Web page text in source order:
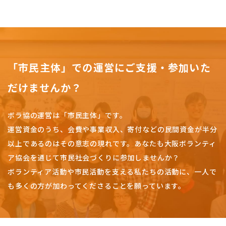
「市民主体」での運営にご支援・参加いた
だけませんか？
ボラ協の運営は「市民主体」です。
運営資金のうち、会費や事業収入、寄付などの民間資金が半分
以上であるのはその意志の現れです。 あなたも大阪ボランティ
ア協会を通じて市民社会づくりに参加しませんか？
ボランティア活動や市民活動を支える私たちの活動に、一人で
も多くの方が加わってくださることを願っています。